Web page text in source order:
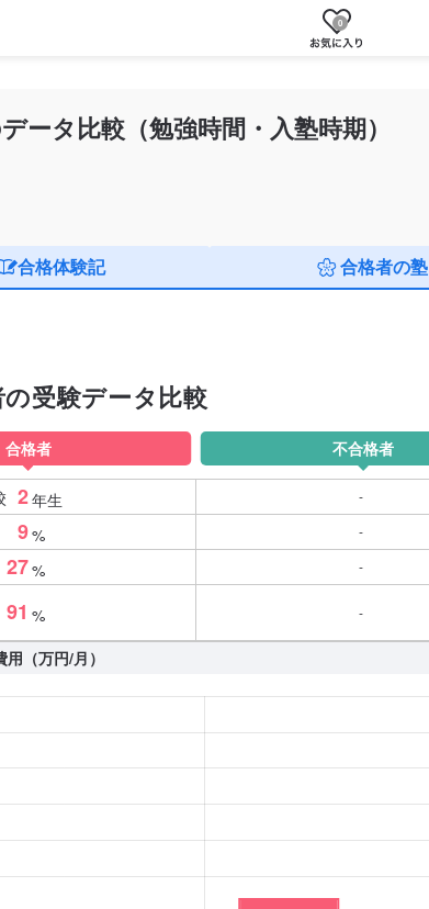
0
ータ比較（勉強時間・入塾時期）
合格体験記 合格者の塾
受験データ比較
合格者
2年生
不合格者
-
9% -
27% -
91 % -
用（万円/月）